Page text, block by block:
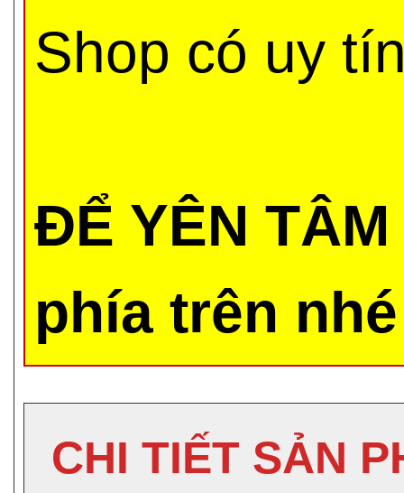
Shop có uy
ĐỂ YÊN
phía trên
CHI TIẾT SẢN